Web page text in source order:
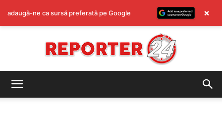
adaugă-ne ca sursă preferată pe Google ×